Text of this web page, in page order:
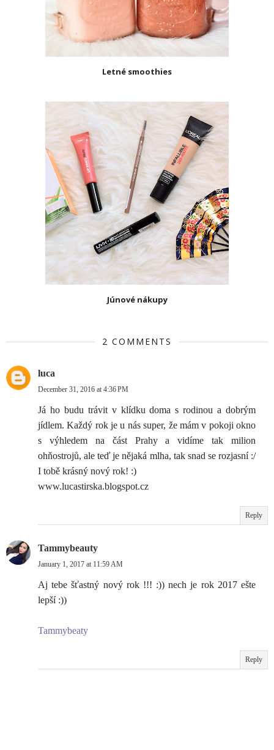
Letné smoothies
Júnové nákupy
2 COMMENTS
luca
December 31, 2016 at 4:36 PM
Já ho budu trávit v klídku doma s rodinou a dobrým
jídlem. Každý rok je u nás super, že mám v pokoji okno
s výhledem na část Prahy a vidíme tak milion
ohňostrojů, ale teď je nějaká mlha, tak snad se rozjasní :/
I tobě krásný nový rok! :)
www.lucastirska.blogspot.cz
Reply
Tammybeauty
January 1, 2017 at 11:59 AM
Aj tebe šťastný nový rok !!! :)) nech je rok 2017 ešte
lepší :))
Tammybeaty
Reply